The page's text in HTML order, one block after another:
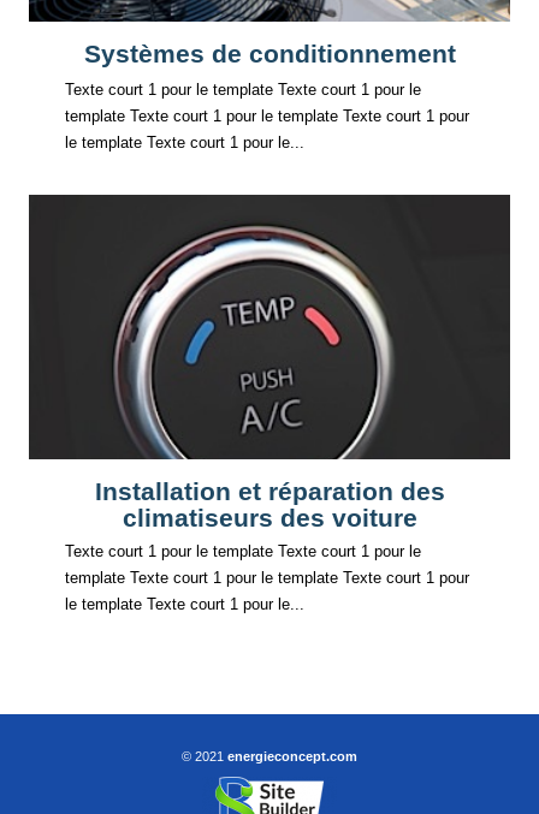
Systèmes de conditionnement
Texte court 1 pour le template Texte court 1 pour le
template Texte court 1 pour le template Texte court 1 pour
le template Texte court 1 pour le...
Installation et réparation des
climatiseurs des voiture
Texte court 1 pour le template Texte court 1 pour le
template Texte court 1 pour le template Texte court 1 pour
le template Texte court 1 pour le...
© 2021 energieconcept.com